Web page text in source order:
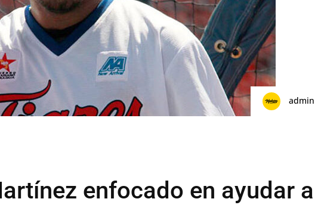
admin
enfocado en ayudar a